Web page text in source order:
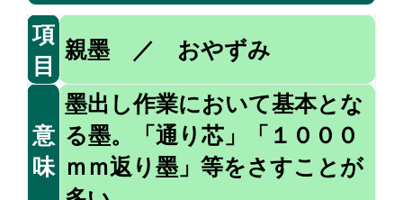
項
目
親墨 ／ おやずみ
意
味
墨出し作業において基本とな
る墨。「通り芯」「１０００
ｍｍ返り墨」等をさすことが